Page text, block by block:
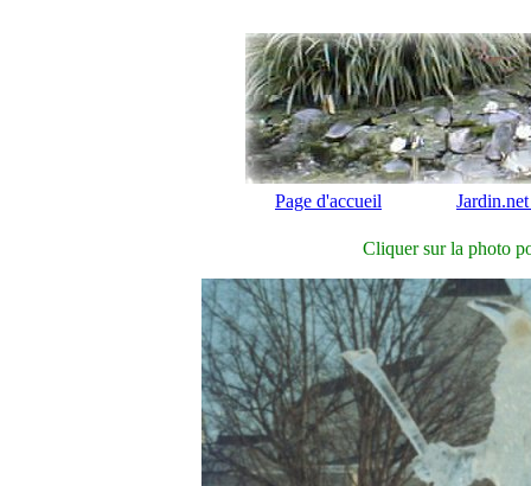
Page d'accueil
Cliquer sur la photo